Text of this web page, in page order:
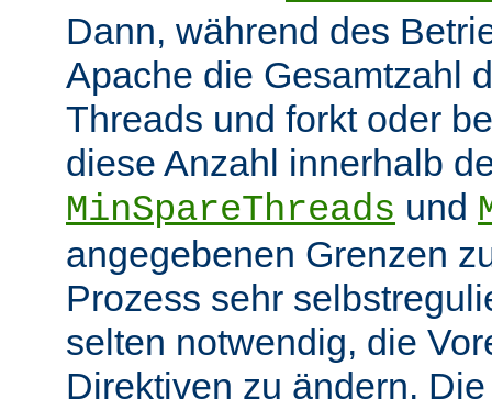
Dann, während des
Apache die Gesamtzahl
Threads und forkt oder
diese Anzahl innerhalb
MinSpareThreads und
angegebenen Grenzen
Prozess sehr
selten notwendig, die
Direktiven zu ändern.